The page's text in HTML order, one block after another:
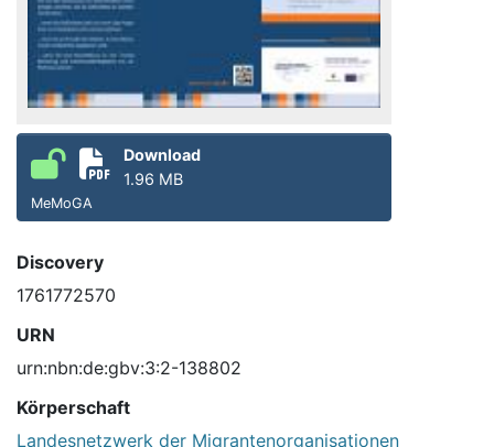
Download
1.96 MB
MeMoGA
Discovery
1761772570
URN
urn:nbn:de:gbv:3:2-138802
Körperschaft
Landesnetzwerk der Migrantenorganisationen